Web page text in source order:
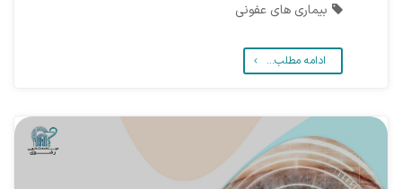
بیماری های عفونی
ادامه مطلب...